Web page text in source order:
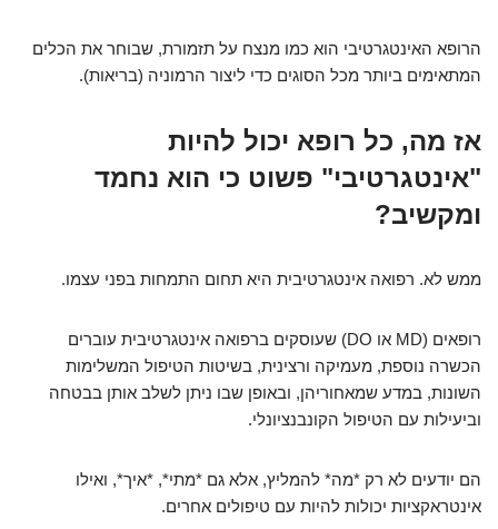
הרופא האינטגרטיבי הוא כמו מנצח על תזמורת, שבוחר את הכלים
המתאימים ביותר מכל הסוגים כדי ליצור הרמוניה (בריאות).
אז מה, כל רופא יכול להיות
"אינטגרטיבי" פשוט כי הוא נחמד
ומקשיב?
ממש לא. רפואה אינטגרטיבית היא תחום התמחות בפני עצמו.
רופאים (MD או DO) שעוסקים ברפואה אינטגרטיבית עוברים
הכשרה נוספת, מעמיקה ורצינית, בשיטות הטיפול המשלימות
השונות, במדע שמאחוריהן, ובאופן שבו ניתן לשלב אותן בבטחה
וביעילות עם הטיפול הקונבנציונלי.
הם יודעים לא רק *מה* להמליץ, אלא גם *מתי*, *איך*, ואילו
אינטראקציות יכולות להיות עם טיפולים אחרים.